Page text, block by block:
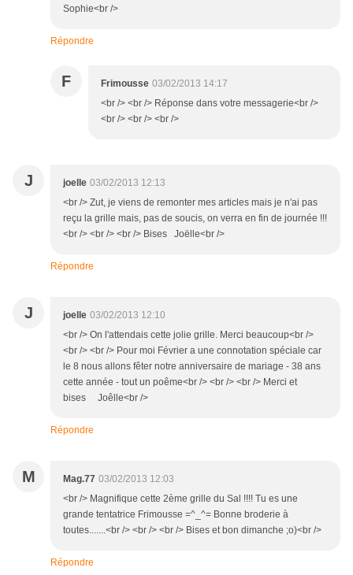
Sophie<br />
Répondre
F Frimousse 03/02/2013 14:17
<br /> <br /> Réponse dans votre messagerie<br />
<br /> <br /> <br />
J joelle 03/02/2013 12:13
<br /> Zut, je viens de remonter mes articles mais je n'ai pas
reçu la grille mais, pas de soucis, on verra en fin de journée !!!
<br /> <br /> <br /> Bises Joëlle<br />
Répondre
J joelle 03/02/2013 12:10
<br /> On l'attendais cette jolie grille. Merci beaucoup<br />
<br /> <br /> Pour moi Février a une connotation spéciale car
le 8 nous allons fêter notre anniversaire de mariage - 38 ans
cette année - tout un poême<br /> <br /> <br /> Merci et
bises Joêlle<br />
Répondre
M Mag.77 03/02/2013 12:03
<br /> Magnifique cette 2ème grille du Sal !!!! Tu es une
grande tentatrice Frimousse =^_^= Bonne broderie à
toutes.......<br /> <br /> <br /> Bises et bon dimanche ;o)<br />
Répondre